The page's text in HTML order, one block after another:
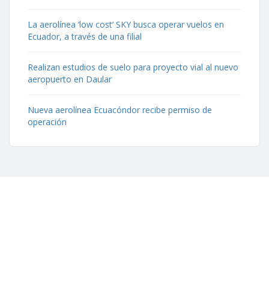
La aerolínea ‘low cost’ SKY busca operar vuelos en
Ecuador, a través de una filial
Realizan estudios de suelo para proyecto vial al nuevo
aeropuerto en Daular
Nueva aerolínea Ecuacóndor recibe permiso de
operación